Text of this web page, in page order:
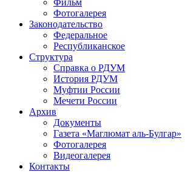
Фильм
Фотогалерея
Законодательство
Федеральное
Республиканское
Структура
Справка о РДУМ
История РДУМ
Муфтии России
Мечети России
Архив
Документы
Газета «Маглюмат аль-Булгар»
Фотогалерея
Видеогалерея
Контакты